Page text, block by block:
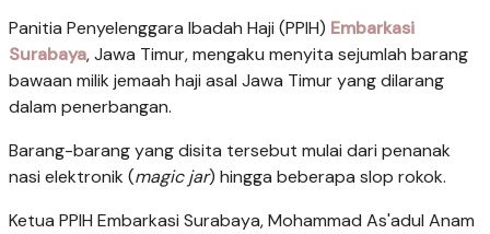
Panitia Penyelenggara Ibadah Haji (PPIH) Embarkasi
Surabaya, Jawa Timur, mengaku menyita sejumlah barang
bawaan milik jemaah haji asal Jawa Timur yang dilarang
dalam penerbangan.
Barang-barang yang disita tersebut mulai dari penanak
nasi elektronik (magic jar) hingga beberapa slop rokok.
Ketua PPIH Embarkasi Surabaya, Mohammad As'adul Anam